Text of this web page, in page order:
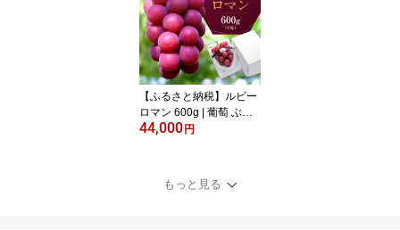
限定 伝統 和食 重箱 冷蔵
【ふるさと納税】ルビー
ロマン 600g | 葡萄 ぶど
う ブドウ フルーツ 果物
ブランドぶどう 石川県産
金沢産 希少品 大粒 国産
44,000円
もっと見る